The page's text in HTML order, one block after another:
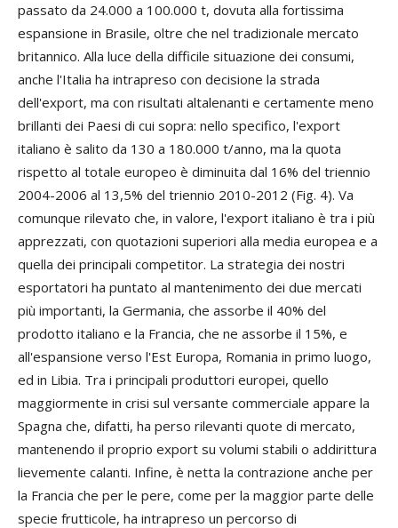
passato da 24.000 a 100.000 t, dovuta alla fortissima
espansione in Brasile, oltre che nel tradizionale mercato
britannico. Alla luce della difficile situazione dei consumi,
anche l'Italia ha intrapreso con decisione la strada
dell'export, ma con risultati altalenanti e certamente meno
brillanti dei Paesi di cui sopra: nello specifico, l'export
italiano è salito da 130 a 180.000 t/anno, ma la quota
rispetto al totale europeo è diminuita dal 16% del triennio
2004-2006 al 13,5% del triennio 2010-2012 (Fig. 4). Va
comunque rilevato che, in valore, l'export italiano è tra i più
apprezzati, con quotazioni superiori alla media europea e a
quella dei principali competitor. La strategia dei nostri
esportatori ha puntato al mantenimento dei due mercati
più importanti, la Germania, che assorbe il 40% del
prodotto italiano e la Francia, che ne assorbe il 15%, e
all'espansione verso l'Est Europa, Romania in primo luogo,
ed in Libia. Tra i principali produttori europei, quello
maggiormente in crisi sul versante commerciale appare la
Spagna che, difatti, ha perso rilevanti quote di mercato,
mantenendo il proprio export su volumi stabili o addirittura
lievemente calanti. Infine, è netta la contrazione anche per
la Francia che per le pere, come per la maggior parte delle
specie frutticole, ha intrapreso un percorso di